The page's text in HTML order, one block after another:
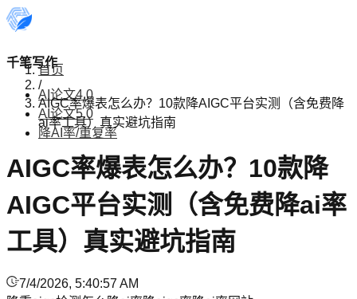
千笔写作
AI论文4.0
AI论文5.0
降AI率/重复率
首页
/
AIGC率爆表怎么办？10款降AIGC平台实测（含免费降
ai率工具）真实避坑指南
AIGC率爆表怎么办？10款降
AIGC平台实测（含免费降ai率
工具）真实避坑指南
7/4/2026, 5:40:57 AM